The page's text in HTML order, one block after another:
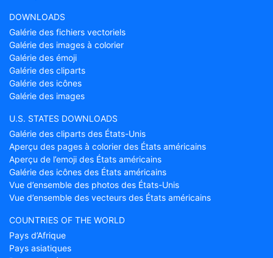
DOWNLOADS
Galérie des fichiers vectoriels
Galérie des images à colorier
Galérie des émoji
Galérie des cliparts
Galérie des icônes
Galérie des images
U.S. STATES DOWNLOADS
Galérie des cliparts des États-Unis
Aperçu des pages à colorier des États américains
Aperçu de l’emoji des États américains
Galérie des icônes des États américains
Vue d’ensemble des photos des États-Unis
Vue d’ensemble des vecteurs des États américains
COUNTRIES OF THE WORLD
Pays d’Afrique
Pays asiatiques